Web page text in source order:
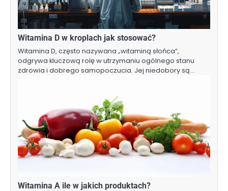
Witamina D w kroplach jak stosować?
Witamina D, często nazywana „witaminą słońca”,
odgrywa kluczową rolę w utrzymaniu ogólnego stanu
zdrowia i dobrego samopoczucia. Jej niedobory są…
Witamina A ile w jakich produktach?